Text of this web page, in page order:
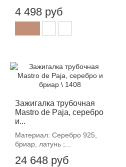
4 498 руб
Зажигалка трубочная
Mastro de Paja, серебро
и...
Материал: Серебро 925,
бриар, латунь ;...
24 648 руб